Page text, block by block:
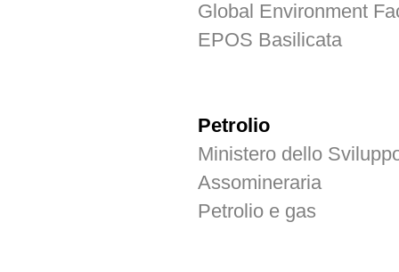
Global Environment
EPOS Basilicata
Petrolio
Ministero dello
Assomineraria
Petrolio e gas